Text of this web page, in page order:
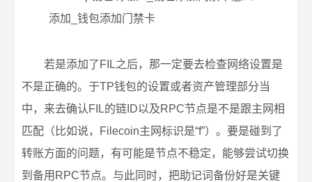
若是添加了FIL之后，那一定要去检查网络设置是
不是正确的。于TP钱包的设置或者资产管理部分当
中，来去确认FIL的链ID以及RPC节点是不是跟主网相
匹配（比如说，Filecoin主网标识是“f”）。要是碰到了
转账方面的问题，有可能是节点不稳定，能够尝试切换
到备用RPC节点。与此同时，把助记词备份好是关键